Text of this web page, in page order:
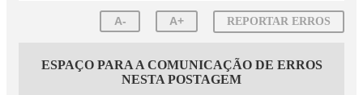
A- A+ REPORTAR ERROS
ESPAÇO PARA A COMUNICAÇÃO DE ERROS
NESTA POSTAGEM